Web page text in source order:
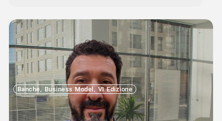
Banche,Business Model , VI Edizione